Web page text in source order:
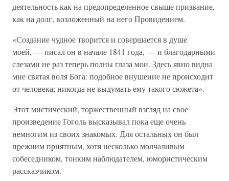
деятельность как на предопределенное свыше призвание,
как на долг, возложенный на него Провидением.
«Создание чудное творится и совершается в душе
моей, — писал он в начале 1841 года, — и благодарными
слезами не раз теперь полны глаза мои. Здесь явно видна
мне святая воля Бога: подобное внушение не происходит
от человека; никогда не выдумать ему такого сюжета».
Этот мистический, торжественный взгляд на свое
произведение Гоголь высказывал пока еще очень
немногим из своих знакомых. Для остальных он был
прежним приятным, хотя несколько молчаливым
собеседником, тонким наблюдателем, юмористическим
рассказчиком.